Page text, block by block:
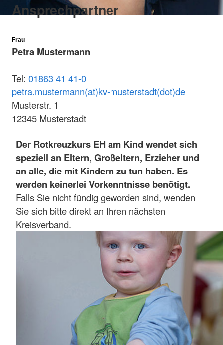
Ansprechpartner
Frau
Petra Mustermann
Tel: 01863 41 41-0
petra.mustermann(at)kv-musterstadt(dot)de
Musterstr. 1
12345 Musterstadt
Der Rotkreuzkurs EH am Kind wendet sich
speziell an Eltern, Großeltern, Erzieher und
an alle, die mit Kindern zu tun haben. Es
werden keinerlei Vorkenntnisse benötigt.
Falls Sie nicht fündig geworden sind, wenden
Sie sich bitte direkt an Ihren nächsten
Kreisverband.